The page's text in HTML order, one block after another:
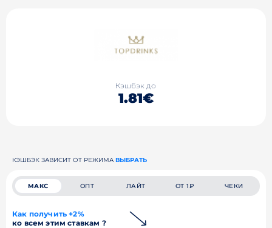
Кэшбэк до
1.81€
КЭШБЭК ЗАВИСИТ ОТ РЕЖИМА ВЫБРАТЬ
МАКС ОПТ ЛАЙТ ОТ 1₽ ЧЕКИ
Как получить +2%
ко всем этим ставкам ?